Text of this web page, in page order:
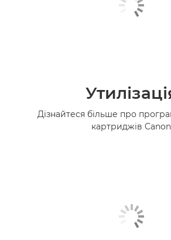
Дізнайтеся більше про
картриджів Canon